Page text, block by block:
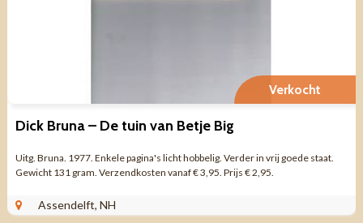
Verkocht
Dick Bruna – De tuin van Betje Big
Uitg. Bruna. 1977. Enkele pagina's licht hobbelig. Verder in vrij goede staat.
Gewicht 131 gram. Verzendkosten vanaf € 3,95. Prijs € 2,95.
Assendelft, NH